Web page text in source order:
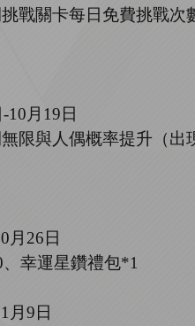
挑戰關卡每日免費挑戰次
-10 月 19日
無限與人偶概率提升（出
月 26日
幸運星鑽禮包*1
月9日